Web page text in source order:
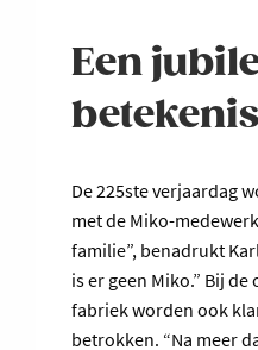
Een
betekenis
De 225ste verjaardag
met de Miko-
familie”, benadrukt
is er geen Miko.” Bij
fabriek worden ook
betrokken. “Na meer